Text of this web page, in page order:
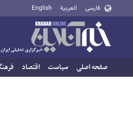
فارسی العربية English
صفحه اصلی سیاست اقتصاد